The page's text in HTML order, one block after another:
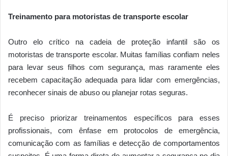
Treinamento para motoristas de transporte escolar
Outro elo crítico na cadeia de proteção infantil são os
motoristas de transporte escolar. Muitas famílias confiam neles
para levar seus filhos com segurança, mas raramente eles
recebem capacitação adequada para lidar com emergências,
reconhecer sinais de abuso ou planejar rotas seguras.
É preciso priorizar treinamentos específicos para esses
profissionais, com ênfase em protocolos de emergência,
comunicação com as famílias e detecção de comportamentos